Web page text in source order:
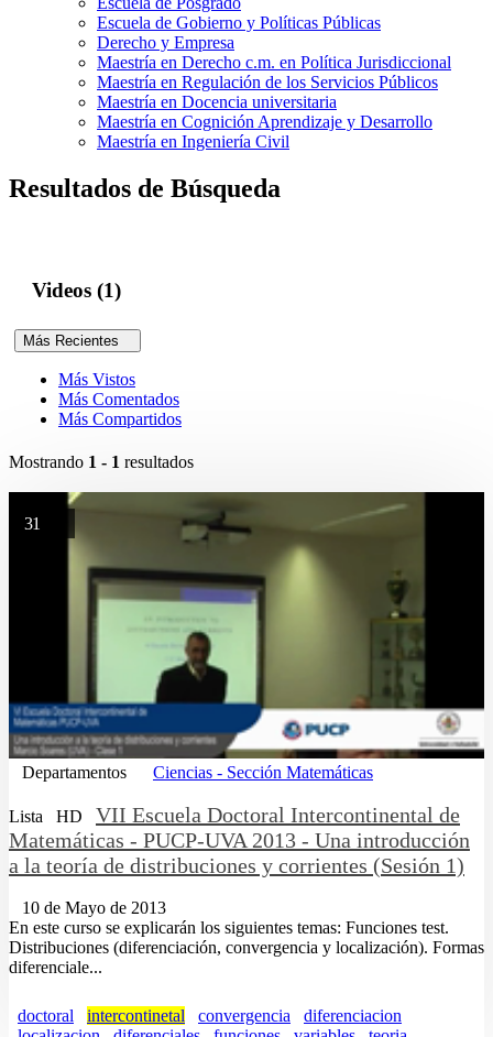
Escuela de Gobierno y Políticas Públicas
Derecho y Empresa
Maestría en Derecho c.m. en Política Jurisdiccional
Maestría en Regulación de los Servicios Públicos
Maestría en Docencia universitaria
Maestría en Cognición Aprendizaje y Desarrollo
Maestría en Ingeniería Civil
Resultados de Búsqueda
Videos (1)
Más Recientes
Más Vistos
Más Comentados
Más Compartidos
Mostrando 1 - 1 resultados
31
Departamentos Ciencias - Sección Matemáticas
Lista HD
VII Escuela Doctoral Intercontinental de
Matemáticas - PUCP-UVA 2013 - Una introducción
a la teoría de distribuciones y corrientes (Sesión 1)
10 de Mayo de 2013
En este curso se explicarán los siguientes temas: Funciones test.
Distribuciones (diferenciación, convergencia y localización). Formas
diferenciale...
doctoral intercontinetal convergencia
diferenciacion